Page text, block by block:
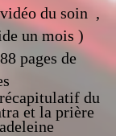
du soin ,
un mois )
pages de
du
et la prière